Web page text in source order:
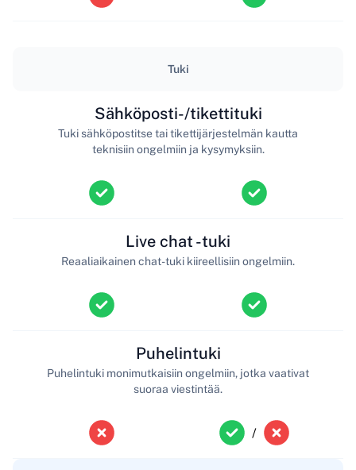
Tuki
Sähköposti-/tikettituki
Tuki sähköpostitse tai tikettijärjestelmän kautta
teknisiin ongelmiin ja kysymyksiin.
Live chat -tuki
Reaaliaikainen chat-tuki kiireellisiin ongelmiin.
Puhelintuki
Puhelintuki monimutkaisiin ongelmiin, jotka vaativat
suoraa viestintää.
/